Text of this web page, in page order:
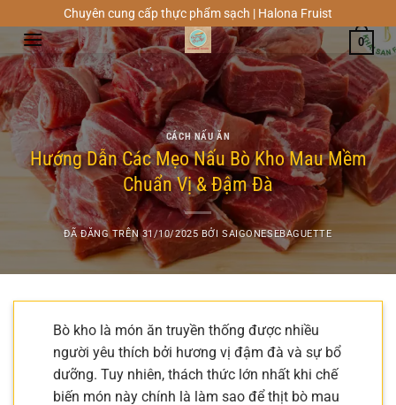
đến
nội
dung
Chuyên cung cấp thực phẩm sạch | Halona Fruist
0
CÁCH NẤU ĂN
Hướng Dẫn Các Mẹo Nấu Bò Kho Mau Mềm
Chuẩn Vị & Đậm Đà
ĐÃ ĐĂNG TRÊN31/10/2025 BỞISAIGONESEBAGUETTE
Bò kho là món ăn truyền thống được nhiều
người yêu thích bởi hương vị đậm đà và sự bổ
dưỡng. Tuy nhiên, thách thức lớn nhất khi chế
biến món này chính là làm sao để thịt bò mau